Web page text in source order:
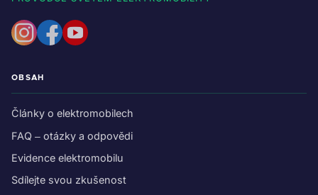
OBSAH
Články o elektromobilech
FAQ – otázky a odpovědi
Evidence elektromobilu
Sdílejte svou zkušenost